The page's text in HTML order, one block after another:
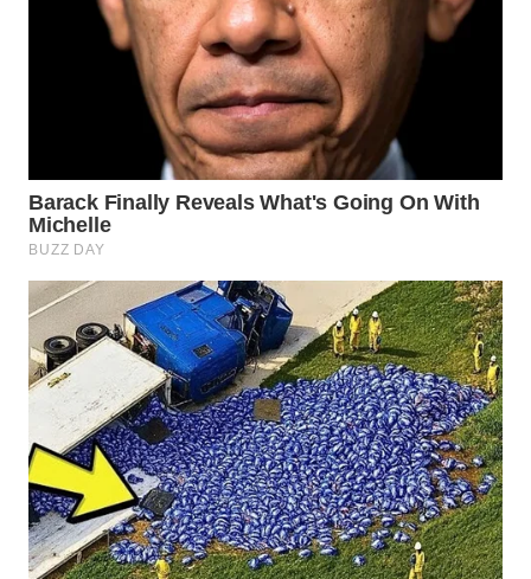
WN
INDRAMAYU
WN
KUNINGAN
WN
MAJALENGKA
WN
SUBANG